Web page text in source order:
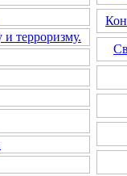
терроризму.